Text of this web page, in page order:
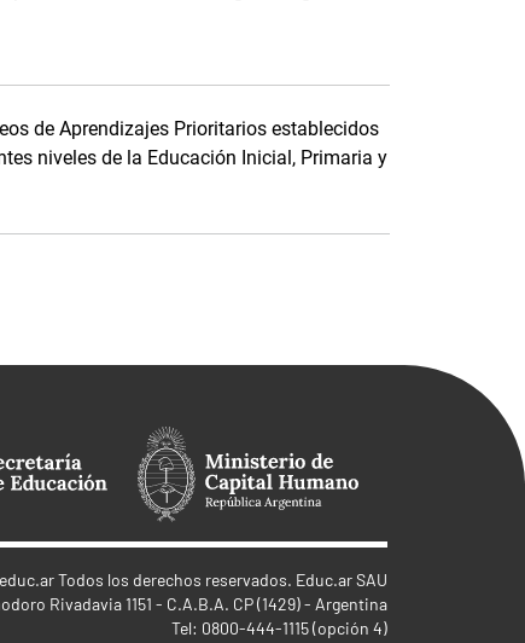
de Aprendizajes Prioritarios establecidos
niveles de la Educación Inicial, Primaria y
educ.arTodos los derechos reservados. Educ.ar SAU
Rivadavia 1151 - C.A.B.A. CP (1429) - Argentina
Tel: 0800-444-1115 (opción 4)